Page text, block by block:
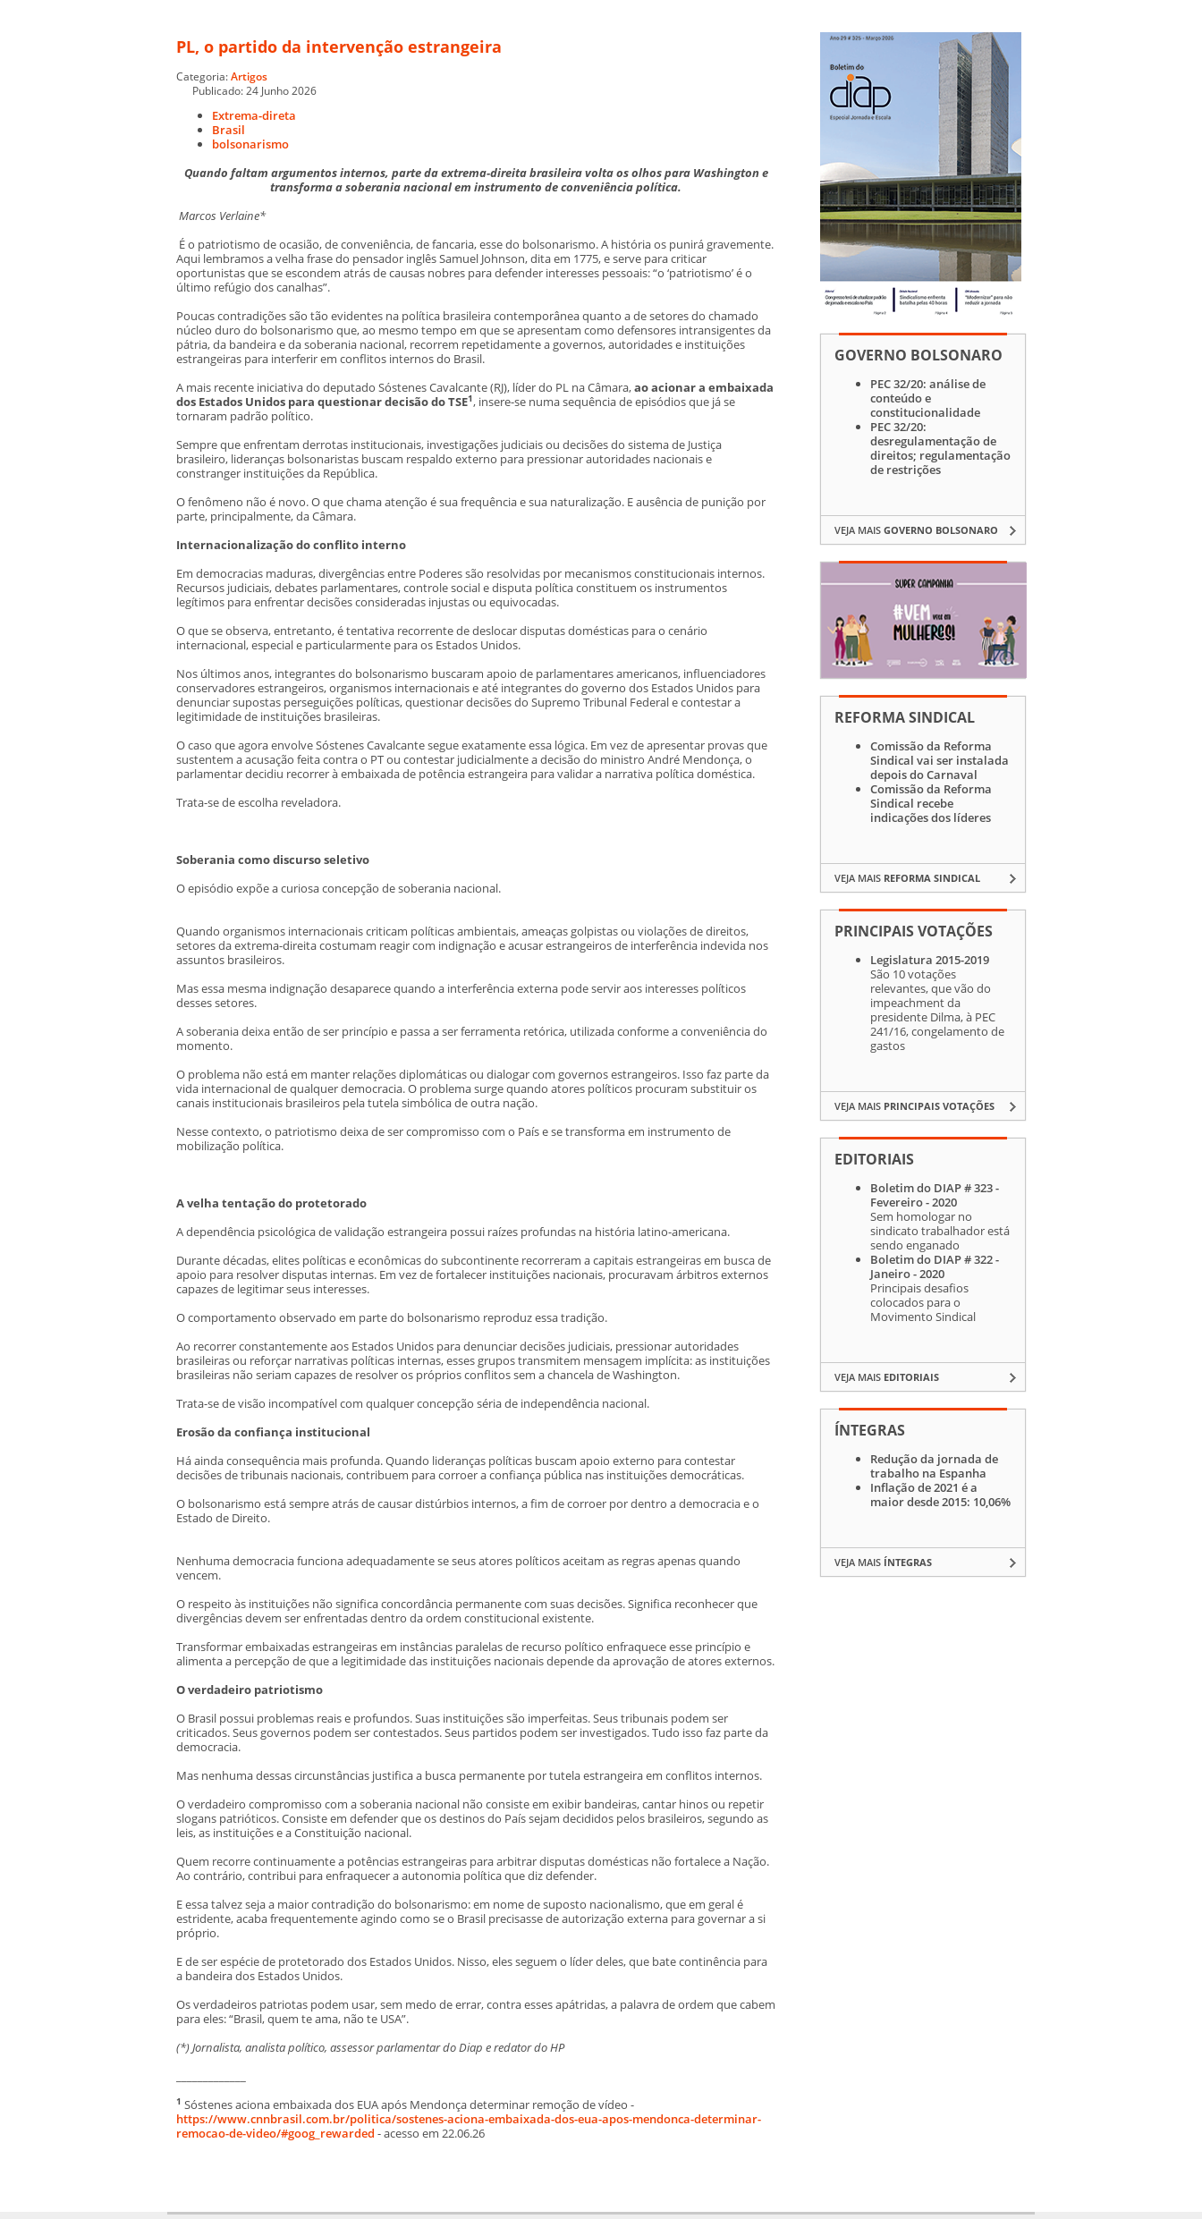
PL, o partido da intervenção estrangeira
Categoria:Artigos
Publicado: 24 Junho 2026
Extrema-direta
Brasil
bolsonarismo
Quando faltam argumentos internos, parte da extrema-direita brasileira volta os olhos para Washington e
transforma a soberania nacional em instrumento de conveniência política.
Marcos Verlaine*
É o patriotismo de ocasião, de conveniência, de fancaria, esse do bolsonarismo. A história os punirá gravemente.
Aqui lembramos a velha frase do pensador inglês Samuel Johnson, dita em 1775, e serve para criticar
oportunistas que se escondem atrás de causas nobres para defender interesses pessoais: “o ‘patriotismo’ é o
último refúgio dos canalhas”.
Poucas contradições são tão evidentes na política brasileira contemporânea quanto a de setores do chamado
núcleo duro do bolsonarismo que, ao mesmo tempo em que se apresentam como defensores intransigentes da
pátria, da bandeira e da soberania nacional, recorrem repetidamente a governos, autoridades e instituições
estrangeiras para interferir em conflitos internos do Brasil.
A mais recente iniciativa do deputado Sóstenes Cavalcante (RJ), líder do PL na Câmara,ao acionar a embaixada
dos Estados Unidos para questionar decisão do TSE1, insere-se numa sequência de episódios que já se
tornaram padrão político.
Sempre que enfrentam derrotas institucionais, investigações judiciais ou decisões do sistema de Justiça
brasileiro, lideranças bolsonaristas buscam respaldo externo para pressionar autoridades nacionais e
constranger instituições da República.
O fenômeno não é novo. O que chama atenção é sua frequência e sua naturalização. E ausência de punição por
parte, principalmente, da Câmara.
Internacionalização do conflito interno
Em democracias maduras, divergências entre Poderes são resolvidas por mecanismos constitucionais internos.
Recursos judiciais, debates parlamentares, controle social e disputa política constituem os instrumentos
legítimos para enfrentar decisões consideradas injustas ou equivocadas.
O que se observa, entretanto, é tentativa recorrente de deslocar disputas domésticas para o cenário
internacional, especial e particularmente para os Estados Unidos.
Nos últimos anos, integrantes do bolsonarismo buscaram apoio de parlamentares americanos, influenciadores
conservadores estrangeiros, organismos internacionais e até integrantes do governo dos Estados Unidos para
denunciar supostas perseguições políticas, questionar decisões do Supremo Tribunal Federal e contestar a
legitimidade de instituições brasileiras.
O caso que agora envolve Sóstenes Cavalcante segue exatamente essa lógica. Em vez de apresentar provas que
sustentem a acusação feita contra o PT ou contestar judicialmente a decisão do ministro André Mendonça, o
parlamentar decidiu recorrer à embaixada de potência estrangeira para validar a narrativa política doméstica.
Trata-se de escolha reveladora.
Soberania como discurso seletivo
O episódio expõe a curiosa concepção de soberania nacional.
Quando organismos internacionais criticam políticas ambientais, ameaças golpistas ou violações de direitos,
setores da extrema-direita costumam reagir com indignação e acusar estrangeiros de interferência indevida nos
assuntos brasileiros.
Mas essa mesma indignação desaparece quando a interferência externa pode servir aos interesses políticos
desses setores.
A soberania deixa então de ser princípio e passa a ser ferramenta retórica, utilizada conforme a conveniência do
momento.
O problema não está em manter relações diplomáticas ou dialogar com governos estrangeiros. Isso faz parte da
vida internacional de qualquer democracia. O problema surge quando atores políticos procuram substituir os
canais institucionais brasileiros pela tutela simbólica de outra nação.
Nesse contexto, o patriotismo deixa de ser compromisso com o País e se transforma em instrumento de
mobilização política.
A velha tentação do protetorado
A dependência psicológica de validação estrangeira possui raízes profundas na história latino-americana.
Durante décadas, elites políticas e econômicas do subcontinente recorreram a capitais estrangeiras em busca de
apoio para resolver disputas internas. Em vez de fortalecer instituições nacionais, procuravam árbitros externos
capazes de legitimar seus interesses.
O comportamento observado em parte do bolsonarismo reproduz essa tradição.
Ao recorrer constantemente aos Estados Unidos para denunciar decisões judiciais, pressionar autoridades
brasileiras ou reforçar narrativas políticas internas, esses grupos transmitem mensagem implícita: as instituições
brasileiras não seriam capazes de resolver os próprios conflitos sem a chancela de Washington.
Trata-se de visão incompatível com qualquer concepção séria de independência nacional.
Erosão da confiança institucional
Há ainda consequência mais profunda. Quando lideranças políticas buscam apoio externo para contestar
decisões de tribunais nacionais, contribuem para corroer a confiança pública nas instituições democráticas.
O bolsonarismo está sempre atrás de causar distúrbios internos, a fim de corroer por dentro a democracia e o
Estado de Direito.
Nenhuma democracia funciona adequadamente se seus atores políticos aceitam as regras apenas quando
vencem.
O respeito às instituições não significa concordância permanente com suas decisões. Significa reconhecer que
divergências devem ser enfrentadas dentro da ordem constitucional existente.
Transformar embaixadas estrangeiras em instâncias paralelas de recurso político enfraquece esse princípio e
alimenta a percepção de que a legitimidade das instituições nacionais depende da aprovação de atores externos.
O verdadeiro patriotismo
O Brasil possui problemas reais e profundos. Suas instituições são imperfeitas. Seus tribunais podem ser
criticados. Seus governos podem ser contestados. Seus partidos podem ser investigados. Tudo isso faz parte da
democracia.
Mas nenhuma dessas circunstâncias justifica a busca permanente por tutela estrangeira em conflitos internos.
O verdadeiro compromisso com a soberania nacional não consiste em exibir bandeiras, cantar hinos ou repetir
slogans patrióticos. Consiste em defender que os destinos do País sejam decididos pelos brasileiros, segundo as
leis, as instituições e a Constituição nacional.
Quem recorre continuamente a potências estrangeiras para arbitrar disputas domésticas não fortalece a Nação.
Ao contrário, contribui para enfraquecer a autonomia política que diz defender.
E essa talvez seja a maior contradição do bolsonarismo: em nome de suposto nacionalismo, que em geral é
estridente, acaba frequentemente agindo como se o Brasil precisasse de autorização externa para governar a si
próprio.
E de ser espécie de protetorado dos Estados Unidos. Nisso, eles seguem o líder deles, que bate continência para
a bandeira dos Estados Unidos.
Os verdadeiros patriotas podem usar, sem medo de errar, contra esses apátridas, a palavra de ordem que cabem
para eles: “Brasil, quem te ama, não te USA”.
(*) Jornalista, analista político, assessor parlamentar do Diap e redator do HP
1 Sóstenes aciona embaixada dos EUA após Mendonça determinar remoção de vídeo -
https://www.cnnbrasil.com.br/politica/sostenes-aciona-embaixada-dos-eua-apos-mendonca-determinar-
remocao-de-video/#goog_rewarded - acesso em 22.06.26
GOVERNO BOLSONARO
PEC 32/20: análise de
conteúdo e
constitucionalidade
PEC 32/20:
desregulamentação de
direitos; regulamentação
de restrições
VEJA MAIS GOVERNO BOLSONARO
REFORMA SINDICAL
Comissão da Reforma
Sindical vai ser instalada
depois do Carnaval
Comissão da Reforma
Sindical recebe
indicações dos líderes
VEJA MAIS REFORMA SINDICAL
PRINCIPAIS VOTAÇÕES
Legislatura 2015-2019
São 10 votações
relevantes, que vão do
impeachment da
presidente Dilma, à PEC
241/16, congelamento de
gastos
VEJA MAIS PRINCIPAIS VOTAÇÕES
EDITORIAIS
Boletim do DIAP # 323 -
Fevereiro - 2020
Sem homologar no
sindicato trabalhador está
sendo enganado
Boletim do DIAP # 322 -
Janeiro - 2020
Principais desafios
colocados para o
Movimento Sindical
VEJA MAIS EDITORIAIS
ÍNTEGRAS
Redução da jornada de
trabalho na Espanha
Inflação de 2021 é a
maior desde 2015: 10,06%
VEJA MAIS ÍNTEGRAS